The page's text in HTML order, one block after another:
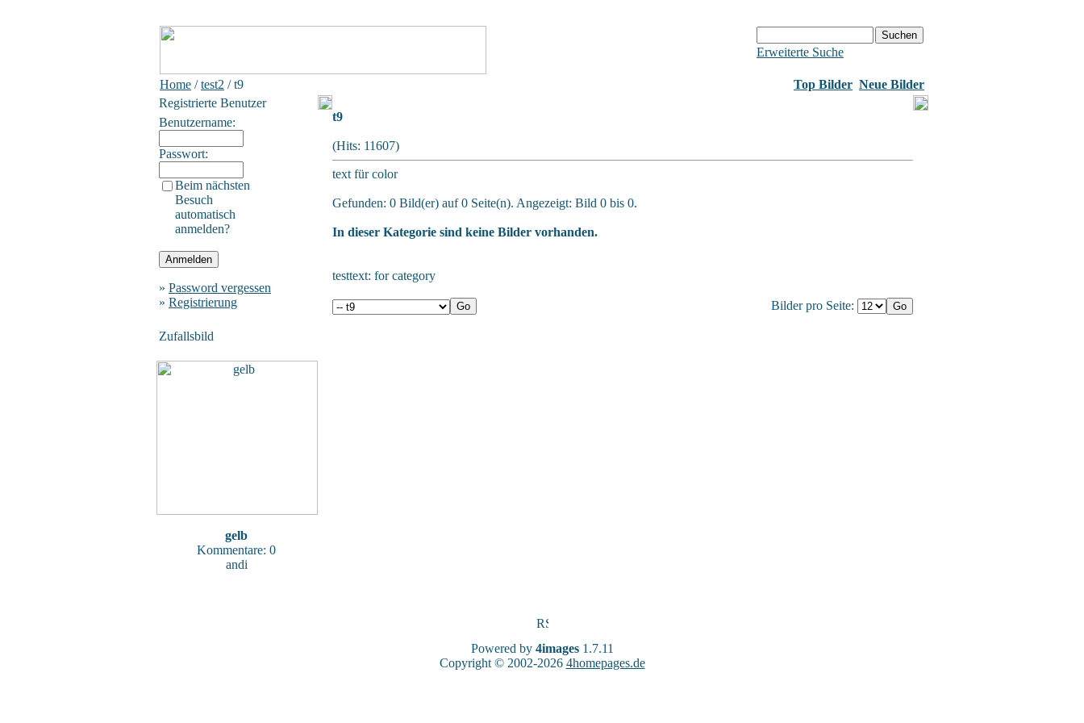
Erweiterte Suche
Home /test2 / t9 Top Bilder Neue Bilder
Registrierte Benutzer
Benutzername:
Passwort:
Beim nächsten
Besuch
automatisch
anmelden?
» Password vergessen
» Registrierung
Zufallsbild
gelb
Kommentare: 0
andi
t9
(Hits: 11607)
text für color
Gefunden: 0 Bild(er) auf 0 Seite(n). Angezeigt: Bild 0 bis 0.
In dieser Kategorie sind keine Bilder vorhanden.
testtext: for category
Bilder pro Seite:
Powered by 4images1.7.11
Copyright © 2002-2026 4homepages.de